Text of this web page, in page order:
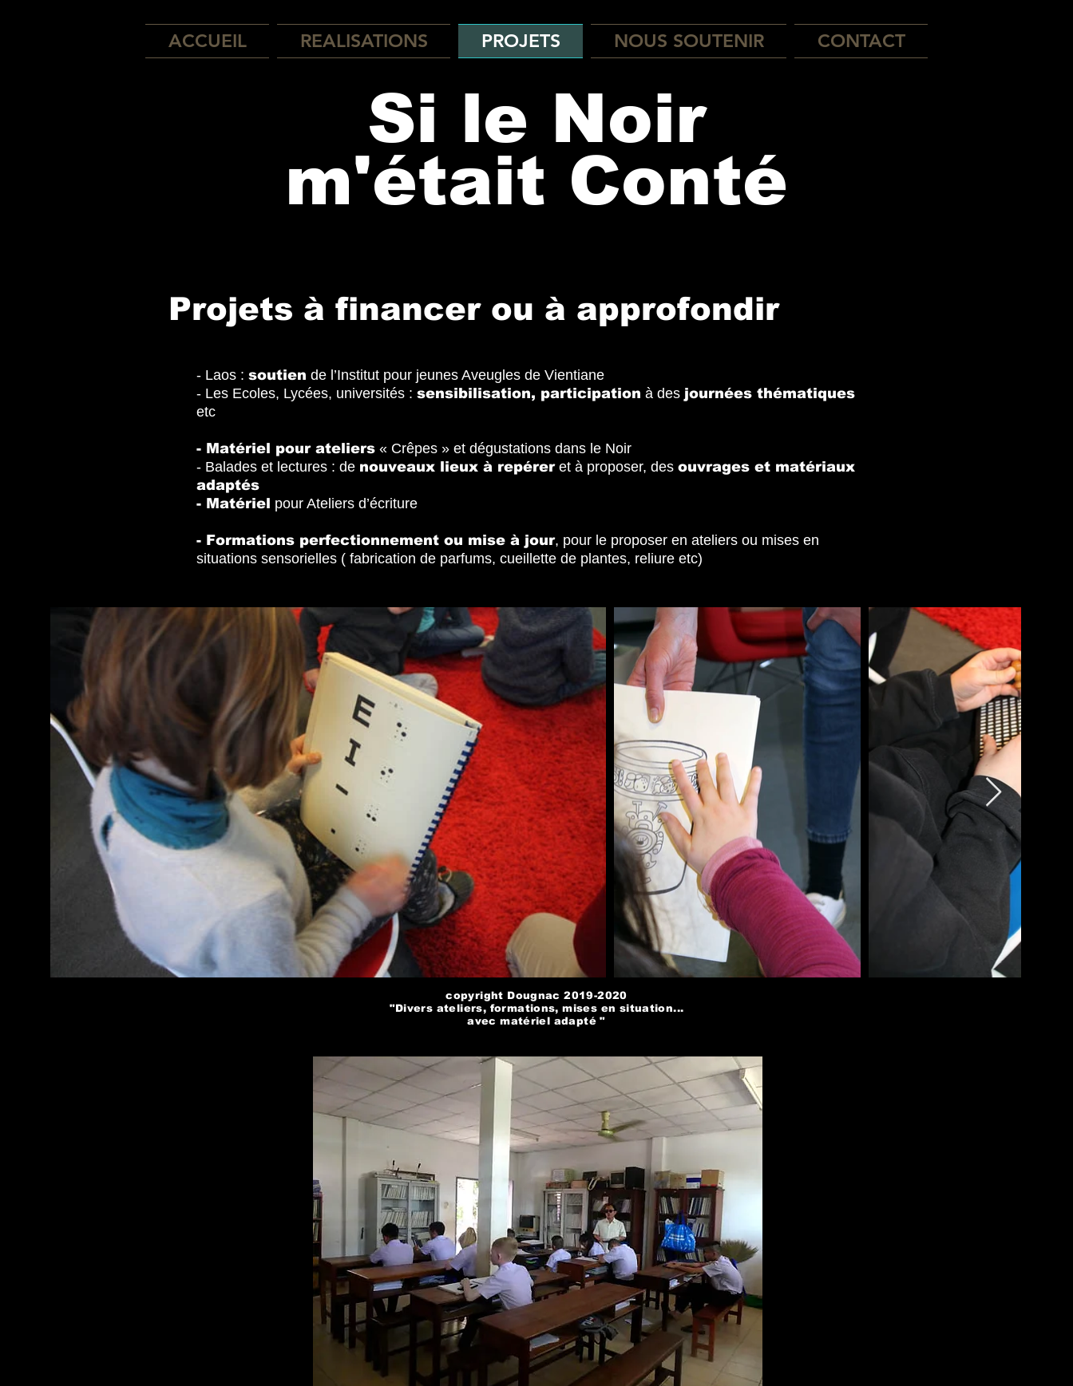
ACCUEIL REALISATIONS PROJETS NOUS SOUTENIR CONTACT
Si le Noir
m'était Conté
Projets à financer ou à approfondir
- Laos : soutien de l’Institut pour jeunes Aveugles de Vientiane
- Les Ecoles, Lycées, universités : sensibilisation, participation à des journées thématiques
etc
- Matériel pour ateliers « Crêpes » et dégustations dans le Noir
- Balades et lectures : de nouveaux lieux à repéreret à proposer, des ouvrages et matériaux
adaptés
- Matériel pour Ateliers d’écriture
- Formations perfectionnement ou mise à jour, pour le proposer en ateliers ou mises en
situations sensorielles ( fabrication de parfums, cueillette de plantes, reliure etc)
copyright Dougnac 2019-2020
"Divers ateliers, formations, mises en situation...
avec matériel adapté "